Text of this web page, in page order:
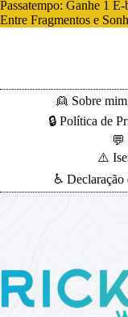
Passatempo: Ganhe 1
Entre Fragmentos e
👱 Sobre mim
🔒 Política de
💬
⚠️
♿